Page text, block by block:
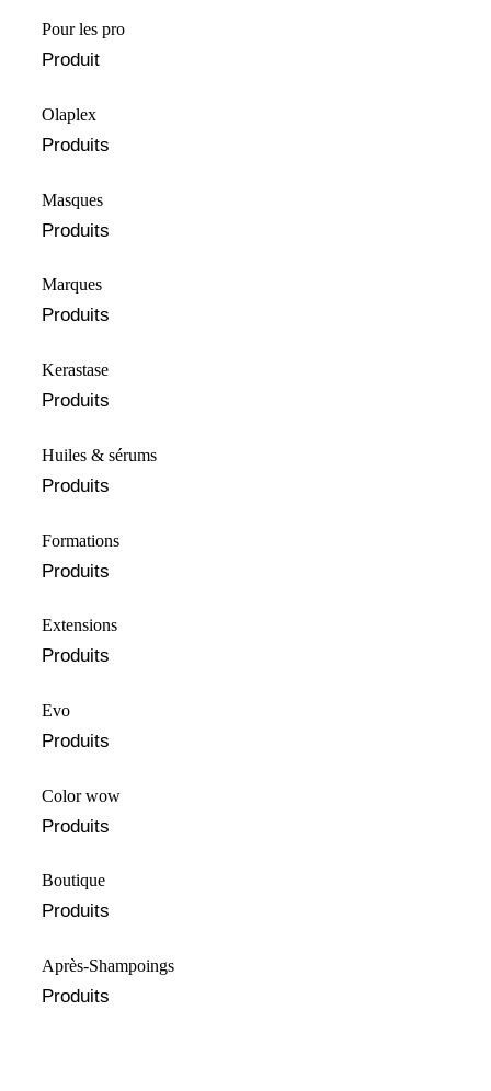
Pour les pro
Produit
Olaplex
Produits
Masques
Produits
Marques
Produits
⁠⁠Kerastase
Produits
Huiles & sérums
Produits
Formations
Produits
Extensions
Produits
Evo
Produits
Color wow
Produits
Boutique
Produits
Après-Shampoings
Produits